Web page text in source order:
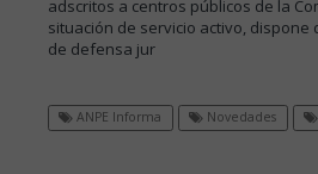
adscritos a centros públicos de la
situación de servicio activo, dispone
de defensa jur
ANPE Informa Novedades